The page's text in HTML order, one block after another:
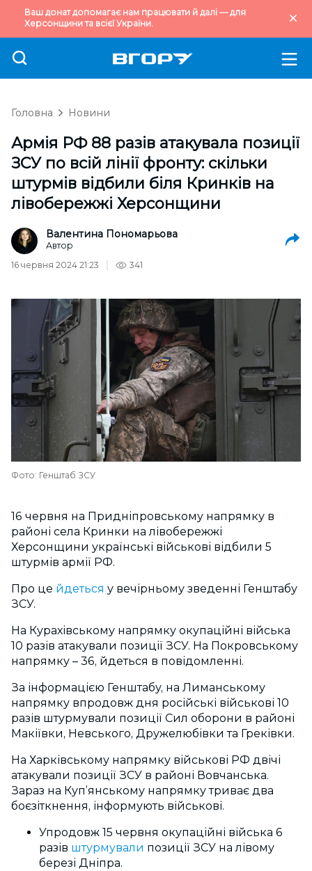
Ваш донат допомагає нам працювати й далі — для
Херсонщини та всієї України.
Головна Новини
Армія РФ 88 разів атакувала позиції
ЗСУ по всій лінії фронту: скільки
штурмів відбили біля Кринків на
лівобережжі Херсонщини
Валентина Пономарьова
Автор
16 червня 2024 21:23
341
Фото: Генштаб ЗСУ
16 червня на Придніпровському напрямку в
районі села Кринки на лівобережжі
Херсонщини українські військові відбили 5
штурмів армії РФ.
Про це йдеться у вечірньому зведенні Генштабу
ЗСУ.
На Курахівському напрямку окупаційні війська
10 разів атакували позиції ЗСУ. На Покровському
напрямку – 36, йдеться в повідомленні.
За інформацією Генштабу, на Лиманському
напрямку впродовж дня російські військові 10
разів штурмували позиції Сил оборони в районі
Макіївки, Невського, Дружелюбівки та Греківки.
На Харківському напрямку військові РФ двічі
атакували позиції ЗСУ в районі Вовчанська.
Зараз на Куп’янському напрямку триває два
боєзіткнення, інформують військові.
Упродовж 15 червня окупаційні війська 6
разів штурмували позиції ЗСУ на лівому
березі Дніпра.